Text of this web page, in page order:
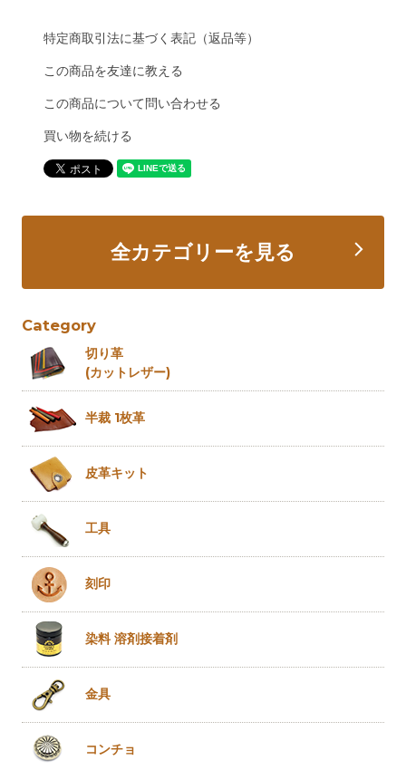
特定商取引法に基づく表記（返品等）
この商品を友達に教える
この商品について問い合わせる
買い物を続ける
全カテゴリーを見る
Category
切り革
(カットレザー)
半裁 1枚革
皮革キット
工具
刻印
染料 溶剤接着剤
金具
コンチョ